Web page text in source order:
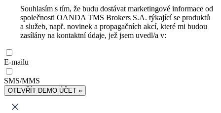
Souhlasím s tím, že budu dostávat marketingové informace od
společnosti OANDA TMS Brokers S.A. týkající se produktů
a služeb, např. novinek a propagačních akcí, které mi budou
zasílány na kontaktní údaje, jež jsem uvedl/a v:
E-mailu
SMS/MMS
OTEVŘÍT DEMO ÚČET »